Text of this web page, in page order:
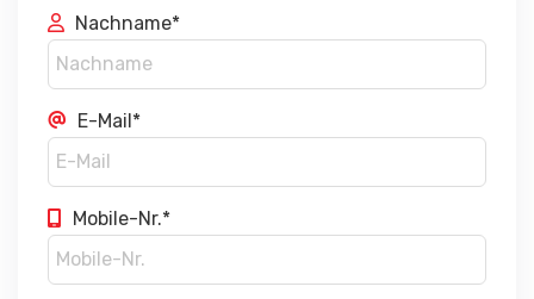
Nachname*
E-Mail*
Mobile-Nr.*